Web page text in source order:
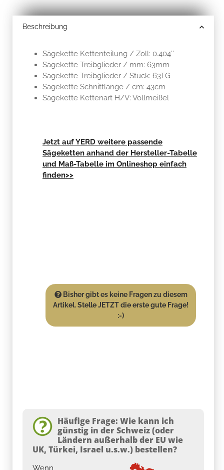
Beschreibung
Sägekette Kettenteilung / Zoll: 0.404’’
Sägekette Treibglieder / mm: 63mm
Sägekette Treibglieder / Stück: 63TG
Sägekette Schnittlänge / cm: 43cm
Sägekette Kettenart H/V: Vollmeißel
Jetzt auf YERD weitere passende
Sägeketten anhand der Hersteller-Tabelle
und Maß-Tabelle im Onlineshop einfach
finden>>
Bisher gibt es keine Fragen zu diesem
Artikel. Stelle JETZT die erste gute Frage!
:-)
Häufige Frage: Wie kann ich
günstig in der Schweiz (oder
Ländern außerhalb der EU wie
UK, Türkei, Israel u.s.w.) bestellen?
Wenn